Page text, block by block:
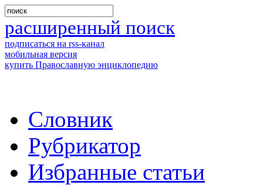
расширенный поиск
подписаться на rss-канал
мобильная версия
купить Православную энциклопедию
Словник
Рубрикатор
Избранные статьи